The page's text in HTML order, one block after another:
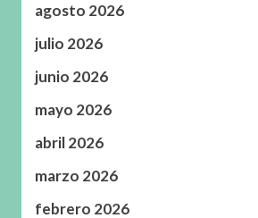
agosto 2026
julio 2026
junio 2026
mayo 2026
abril 2026
marzo 2026
febrero 2026